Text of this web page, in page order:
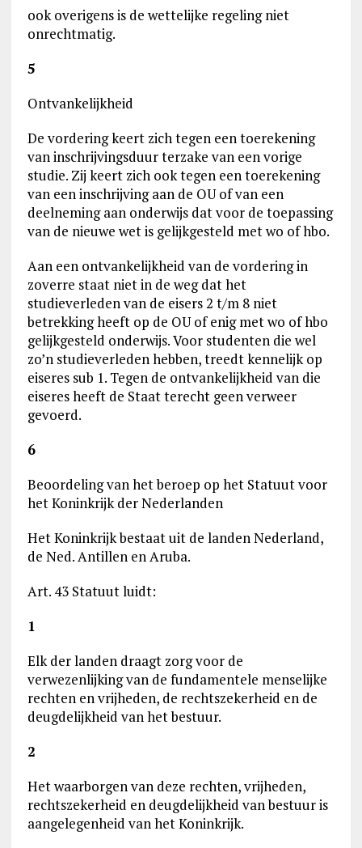
ook overigens is de wettelijke regeling niet
onrechtmatig.
5
Ontvankelijkheid
De vordering keert zich tegen een toerekening
van inschrijvingsduur terzake van een vorige
studie. Zij keert zich ook tegen een toerekening
van een inschrijving aan de OU of van een
deelneming aan onderwijs dat voor de toepassing
van de nieuwe wet is gelijkgesteld met wo of hbo.
Aan een ontvankelijkheid van de vordering in
zoverre staat niet in de weg dat het
studieverleden van de eisers 2 t/m 8 niet
betrekking heeft op de OU of enig met wo of hbo
gelijkgesteld onderwijs. Voor studenten die wel
zo’n studieverleden hebben, treedt kennelijk op
eiseres sub 1. Tegen de ontvankelijkheid van die
eiseres heeft de Staat terecht geen verweer
gevoerd.
6
Beoordeling van het beroep op het Statuut voor
het Koninkrijk der Nederlanden
Het Koninkrijk bestaat uit de landen Nederland,
de Ned. Antillen en Aruba.
Art. 43 Statuut luidt:
1
Elk der landen draagt zorg voor de
verwezenlijking van de fundamentele menselijke
rechten en vrijheden, de rechtszekerheid en de
deugdelijkheid van het bestuur.
2
Het waarborgen van deze rechten, vrijheden,
rechtszekerheid en deugdelijkheid van bestuur is
aangelegenheid van het Koninkrijk.